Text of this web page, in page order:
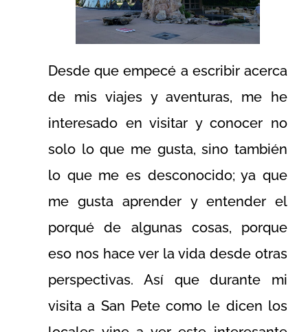
Desde que empecé a escribir acerca
de mis viajes y aventuras, me he
interesado en visitar y conocer no
solo lo que me gusta, sino también
lo que me es desconocido; ya que
me gusta aprender y entender el
porqué de algunas cosas, porque
eso nos hace ver la vida desde otras
perspectivas. Así que durante mi
visita a San Pete como le dicen los